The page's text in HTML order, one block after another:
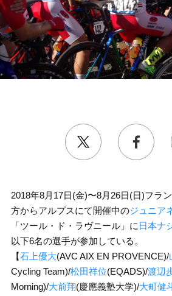
2018年8月17日(金)〜8月26日(日)フラ
方からアルプスにて開催中のジュニア
「ツール・ド・ラヴニール」に 日本ナ
以下6名の選手が参加している。
【石上優大(AVC AIX EN PROVENCE)/
Cycling Team)/松田祥位(EQADS)/渡辺
Morning)/大前翔(慶應義塾大学)/大町健